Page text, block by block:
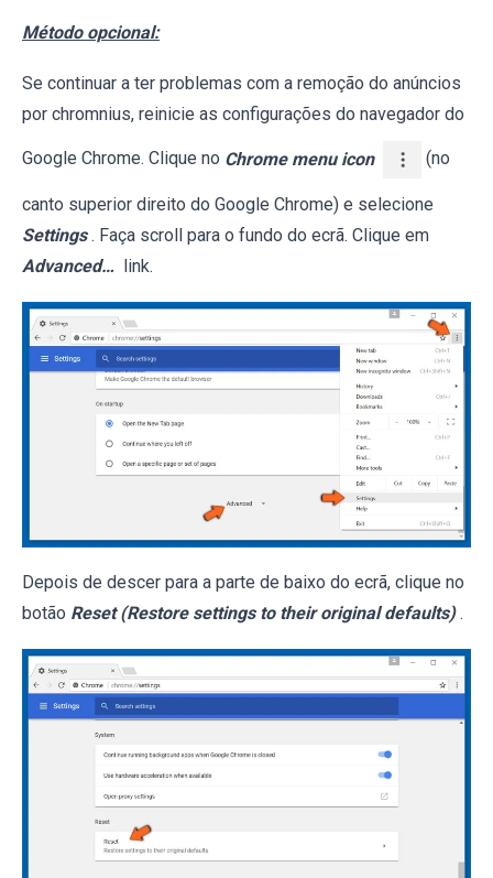
Método opcional:
Se continuar a ter problemas com a remoção do anúncios
por chromnius, reinicie as configurações do navegador do
Google Chrome. Clique no Chrome menu icon (no
canto superior direito do Google Chrome) e selecione
Settings . Faça scroll para o fundo do ecrã. Clique em
Advanced…
link.
Depois de descer para a parte de baixo do ecrã, clique no
botão Reset (Restore settings to their original defaults) .